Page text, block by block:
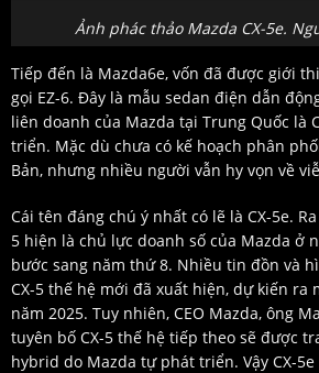
Ảnh phác thảo Mazda CX-5e.
Tiếp đến là Mazda6e, vốn đã được giới
gọi EZ-6. Đây là mẫu sedan điện dẫn
liên doanh của Mazda tại Trung Quốc là
triển. Mặc dù chưa có kế hoạch phân
Bản, nhưng nhiều người vẫn hy vọn về
Cái tên đáng chú ý nhất có lẽ là CX-5e.
5 hiện là chủ lực doanh số của Mazda ở
bước sang năm thứ 8. Nhiều tin đồn và
CX-5 thế hệ mới đã xuất hiện, dự kiến ra
năm 2025. Tuy nhiên, CEO Mazda, ông
tuyên bố CX-5 thế hệ tiếp theo sẽ được
hybrid do Mazda tự phát triển. Vậy CX-